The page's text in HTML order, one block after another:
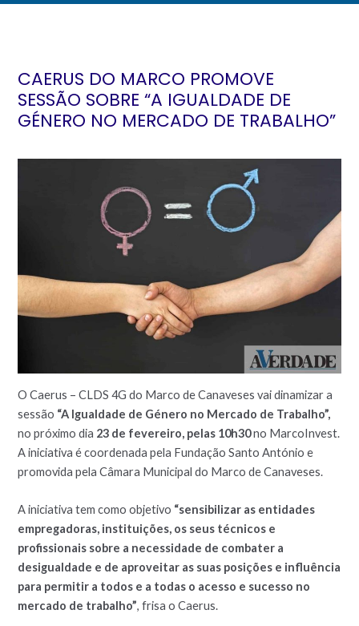
CAERUS DO MARCO PROMOVE
SESSÃO SOBRE “A IGUALDADE DE
GÉNERO NO MERCADO DE TRABALHO”
O Caerus – CLDS 4G do Marco de Canaveses vai dinamizar a
sessão “A Igualdade de Género no Mercado de Trabalho”,
no próximo dia 23 de fevereiro, pelas 10h30no MarcoInvest.
A iniciativa é coordenada pela Fundação Santo António e
promovida pela Câmara Municipal do Marco de Canaveses.
A iniciativa tem como objetivo “sensibilizar as entidades
empregadoras, instituições, os seus técnicos e
profissionais sobre a necessidade de combater a
desigualdade e de aproveitar as suas posições e influência
para permitir a todos e a todas o acesso e sucesso no
mercado de trabalho”, frisa o Caerus.